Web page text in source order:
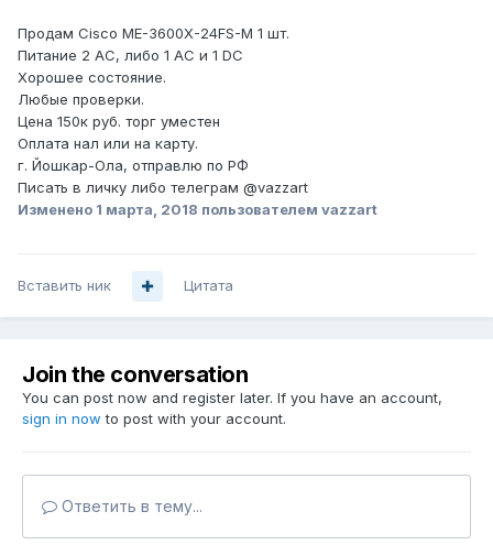
Продам Cisco ME-3600X-24FS-M 1 шт.
Питание 2 AC, либо 1 AC и 1 DC
Хорошее состояние.
Любые проверки.
Цена 150к руб. торг уместен
Оплата нал или на карту.
г. Йошкар-Ола, отправлю по РФ
Писать в личку либо телеграм @vazzart
Изменено 1 марта, 2018 пользователем vazzart
Вставить ник Цитата
Join the conversation
You can post now and register later. If you have an account,
sign in now to post with your account.
Ответить в тему...